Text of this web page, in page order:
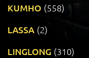
KUMHO (558)
LASSA (2)
LINGLONG (310)